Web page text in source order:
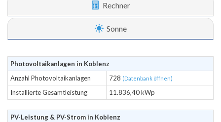
Rechner
Sonne
Photovoltaikanlagen in Koblenz
Anzahl Photovoltaikanlagen
728 (Datenbank öffnen)
Installierte Gesamtleistung 11.836,40 kWp
PV-Leistung & PV-Strom in Koblenz